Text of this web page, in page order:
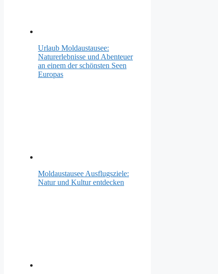
Urlaub Moldaustausee:
Naturerlebnisse und Abenteuer
an einem der schönsten Seen
Europas
Moldaustausee Ausflugsziele:
Natur und Kultur entdecken